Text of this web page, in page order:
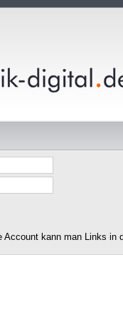
Account kann man Links in